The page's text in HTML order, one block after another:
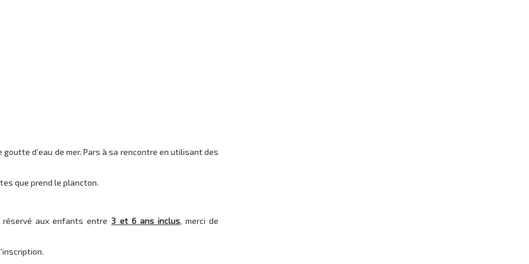
d’eau de mer. Pars à sa rencontre en utilisant des
que prend le plancton.
réservé aux enfants entre 3 et 6 ans inclus, merci de